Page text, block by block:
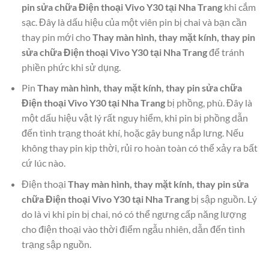
pin sửa chữa Điện thoại Vivo Y30 tại Nha Trangkhi cắm
sạc. Đây là dấu hiệu của một viên pin bị chai và bạn cần
thay pin mới choThay màn hình, thay mặt kính, thay pin
sửa chữa Điện thoại Vivo Y30 tại Nha Trangđể tránh
phiền phức khi sử dụng.
Pin Thay màn hình, thay mặt kính, thay pin sửa chữa
Điện thoại Vivo Y30 tại Nha Trangbị phồng, phù. Đây là
một dấu hiệu vật lý rất nguy hiểm, khi pin bị phồng dẫn
đến tình trạng thoát khí, hoặc gây bung nắp lưng. Nếu
không thay pin kịp thời, rủi ro hoàn toàn có thể xảy ra bất
cứ lúc nào.
Điện thoại Thay màn hình, thay mặt kính, thay pin sửa
chữa Điện thoại Vivo Y30 tại Nha Trangbị sập nguồn. Lý
do là vì khi pin bị chai, nó có thể ngưng cấp năng lượng
cho điện thoại vào thời điểm ngẫu nhiên, dẫn đến tình
trạng sập nguồn.